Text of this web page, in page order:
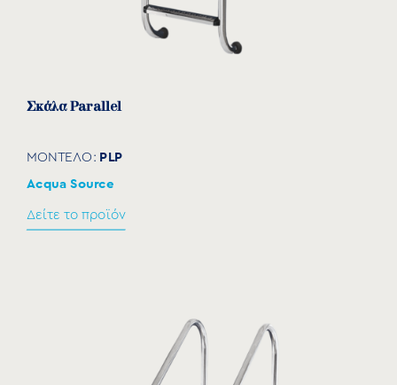
Σκάλα Parallel
ΜΟΝΤΕΛΟ: PLP
Acqua Source
Δείτε το προϊόν